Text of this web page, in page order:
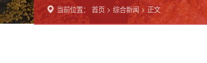
当前位置：首页 >综合新闻 > 正文